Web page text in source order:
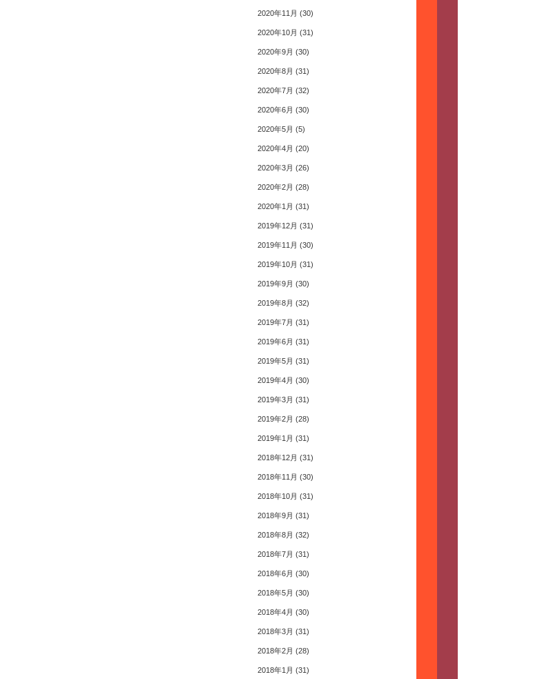
2020年11月 (30)
2020年10月 (31)
2020年9月 (30)
2020年8月 (31)
2020年7月 (32)
2020年6月 (30)
2020年5月 (5)
2020年4月 (20)
2020年3月 (26)
2020年2月 (28)
2020年1月 (31)
2019年12月 (31)
2019年11月 (30)
2019年10月 (31)
2019年9月 (30)
2019年8月 (32)
2019年7月 (31)
2019年6月 (31)
2019年5月 (31)
2019年4月 (30)
2019年3月 (31)
2019年2月 (28)
2019年1月 (31)
2018年12月 (31)
2018年11月 (30)
2018年10月 (31)
2018年9月 (31)
2018年8月 (32)
2018年7月 (31)
2018年6月 (30)
2018年5月 (30)
2018年4月 (30)
2018年3月 (31)
2018年2月 (28)
2018年1月 (31)